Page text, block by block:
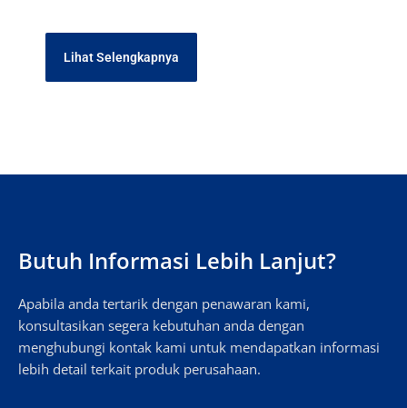
Lihat Selengkapnya
Butuh Informasi Lebih Lanjut?
Apabila anda tertarik dengan penawaran kami,
konsultasikan segera kebutuhan anda dengan
menghubungi kontak kami untuk mendapatkan informasi
lebih detail terkait produk perusahaan.